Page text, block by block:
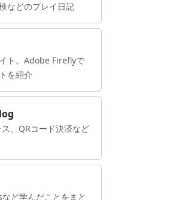
などのプレイ日記
ト。Adobe Fireflyで
を紹介
、QRコード決済など
ど学んだことをまと